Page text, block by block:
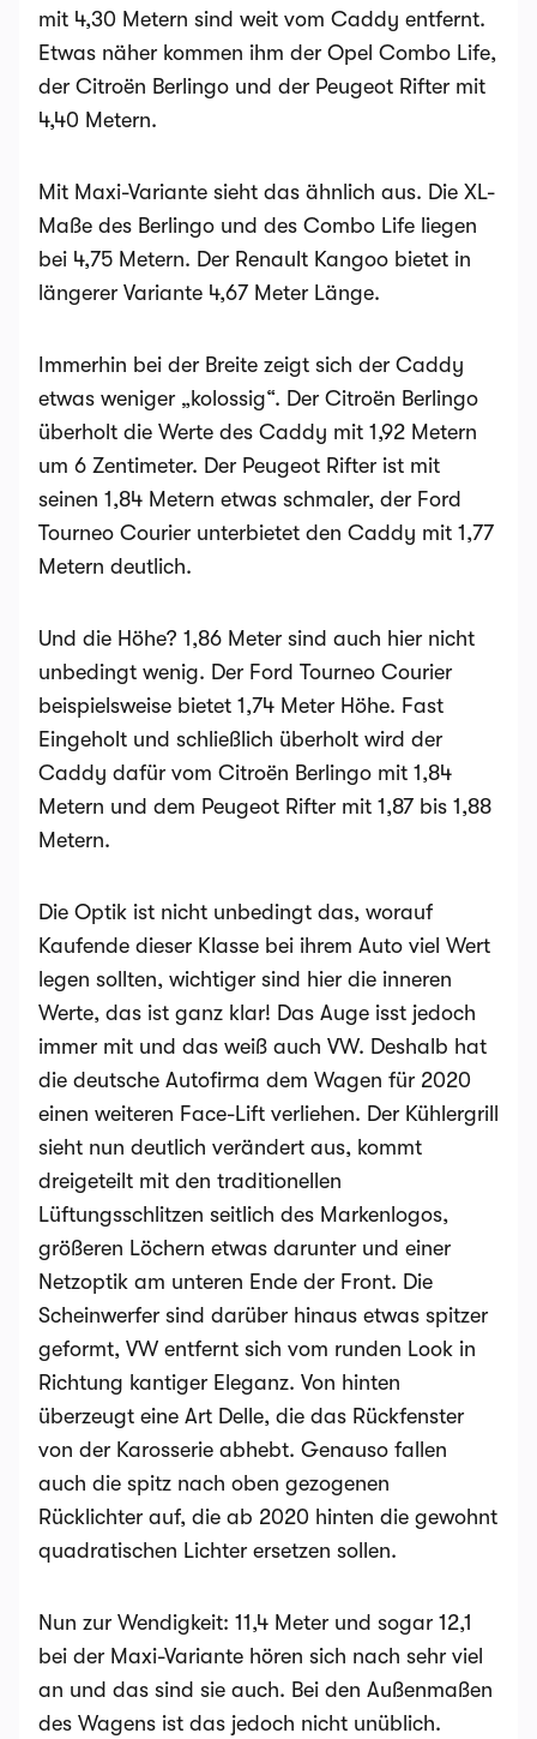
mit 4,30 Metern sind weit vom Caddy entfernt.
Etwas näher kommen ihm der Opel Combo Life,
der Citroën Berlingo und der Peugeot Rifter mit
4,40 Metern.
Mit Maxi-Variante sieht das ähnlich aus. Die XL-
Maße des Berlingo und des Combo Life liegen
bei 4,75 Metern. Der Renault Kangoo bietet in
längerer Variante 4,67 Meter Länge.
Immerhin bei der Breite zeigt sich der Caddy
etwas weniger „kolossig“. Der Citroën Berlingo
überholt die Werte des Caddy mit 1,92 Metern
um 6 Zentimeter. Der Peugeot Rifter ist mit
seinen 1,84 Metern etwas schmaler, der Ford
Tourneo Courier unterbietet den Caddy mit 1,77
Metern deutlich.
Und die Höhe? 1,86 Meter sind auch hier nicht
unbedingt wenig. Der Ford Tourneo Courier
beispielsweise bietet 1,74 Meter Höhe. Fast
Eingeholt und schließlich überholt wird der
Caddy dafür vom Citroën Berlingo mit 1,84
Metern und dem Peugeot Rifter mit 1,87 bis 1,88
Metern.
Die Optik ist nicht unbedingt das, worauf
Kaufende dieser Klasse bei ihrem Auto viel Wert
legen sollten, wichtiger sind hier die inneren
Werte, das ist ganz klar! Das Auge isst jedoch
immer mit und das weiß auch VW. Deshalb hat
die deutsche Autofirma dem Wagen für 2020
einen weiteren Face-Lift verliehen. Der Kühlergrill
sieht nun deutlich verändert aus, kommt
dreigeteilt mit den traditionellen
Lüftungsschlitzen seitlich des Markenlogos,
größeren Löchern etwas darunter und einer
Netzoptik am unteren Ende der Front. Die
Scheinwerfer sind darüber hinaus etwas spitzer
geformt, VW entfernt sich vom runden Look in
Richtung kantiger Eleganz. Von hinten
überzeugt eine Art Delle, die das Rückfenster
von der Karosserie abhebt. Genauso fallen
auch die spitz nach oben gezogenen
Rücklichter auf, die ab 2020 hinten die gewohnt
quadratischen Lichter ersetzen sollen.
Nun zur Wendigkeit: 11,4 Meter und sogar 12,1
bei der Maxi-Variante hören sich nach sehr viel
an und das sind sie auch. Bei den Außenmaßen
des Wagens ist das jedoch nicht unüblich.